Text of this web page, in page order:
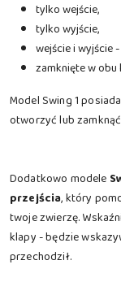
tylko wejście,
tylko wyjście,
wejście i wyjście
zamknięte w obu
Model Swing 1
otworzyć lub
Dodatkowo modele
przejścia, który
twoje zwierzę.
klapy - będzie
przechodził.